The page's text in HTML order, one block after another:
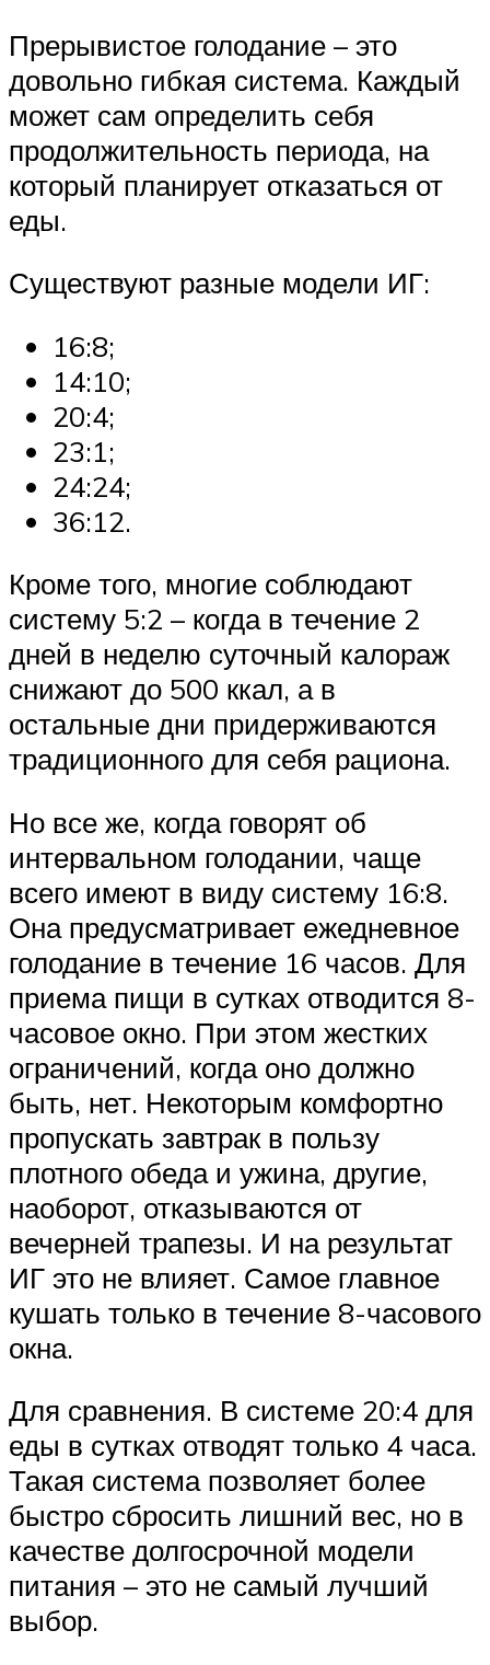
Прерывистое голодание – это
довольно гибкая система. Каждый
может сам определить себя
продолжительность периода, на
который планирует отказаться от
еды.
Существуют разные модели ИГ:
16:8;
14:10;
20:4;
23:1;
24:24;
36:12.
Кроме того, многие соблюдают
систему 5:2 – когда в течение 2
дней в неделю суточный калораж
снижают до 500 ккал, а в
остальные дни придерживаются
традиционного для себя рациона.
Но все же, когда говорят об
интервальном голодании, чаще
всего имеют в виду систему 16:8.
Она предусматривает ежедневное
голодание в течение 16 часов. Для
приема пищи в сутках отводится 8-
часовое окно. При этом жестких
ограничений, когда оно должно
быть, нет. Некоторым комфортно
пропускать завтрак в пользу
плотного обеда и ужина, другие,
наоборот, отказываются от
вечерней трапезы. И на результат
ИГ это не влияет. Самое главное
кушать только в течение 8-часового
окна.
Для сравнения. В системе 20:4 для
еды в сутках отводят только 4 часа.
Такая система позволяет более
быстро сбросить лишний вес, но в
качестве долгосрочной модели
питания – это не самый лучший
выбор.